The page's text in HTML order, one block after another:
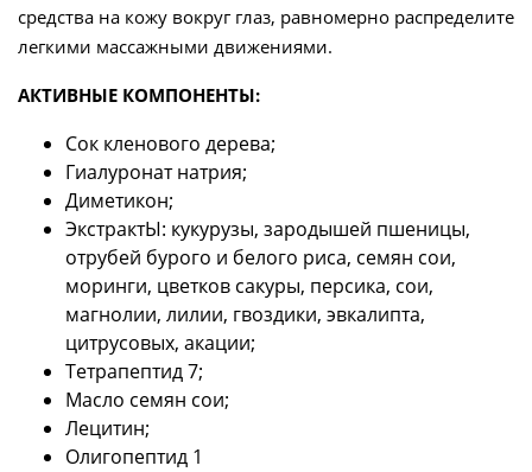
средства на кожу вокруг глаз, равномерно распределите
легкими массажными движениями.
АКТИВНЫЕ КОМПОНЕНТЫ:
Сок кленового дерева;
Гиалуронат натрия;
Диметикон;
ЭкстрактЫ: кукурузы, зародышей пшеницы,
отрубей бурого и белого риса, семян сои,
моринги, цветков сакуры, персика, сои,
магнолии, лилии, гвоздики, эвкалипта,
цитрусовых, акации;
Тетрапептид 7;
Масло семян сои;
Лецитин;
Олигопептид 1